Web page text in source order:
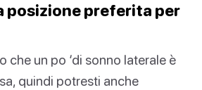
posizione preferita per
che un po ‘di sonno laterale è
quindi potresti anche